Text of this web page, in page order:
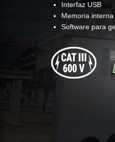
Interfaz USB
Memoria
Software para